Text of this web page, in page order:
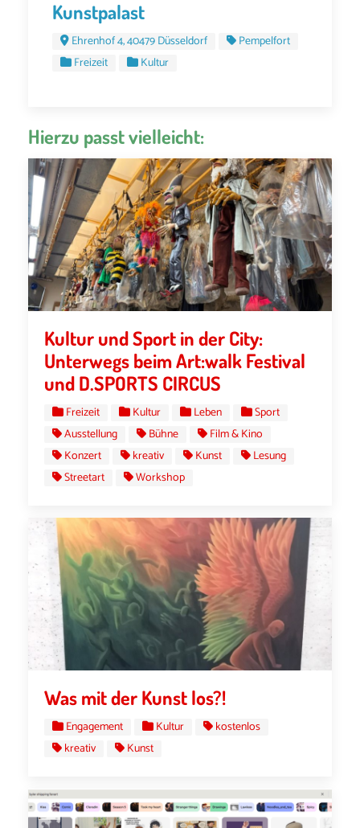
Kunstpalast
Ehrenhof 4, 40479 Düsseldorf
Pempelfort
Freizeit
Kultur
Hierzu passt vielleicht:
Kultur und Sport in der City:
Unterwegs beim Art:walk Festival
und D.SPORTS CIRCUS
Freizeit Kultur Leben
Sport
Ausstellung
Bühne
Film & Kino
Konzert
kreativ Kunst
Lesung
Streetart
Workshop
Was mit der Kunst los?!
Engagement Kultur
kostenlos
kreativ
Kunst